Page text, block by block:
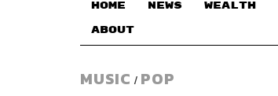
HOME NEWS WEALTH
ABOUT
MUSIC / POP